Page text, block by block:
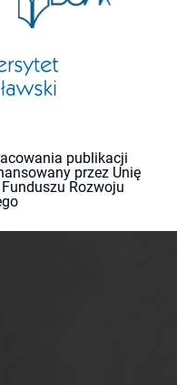
publikacji
przez Unię
Rozwoju